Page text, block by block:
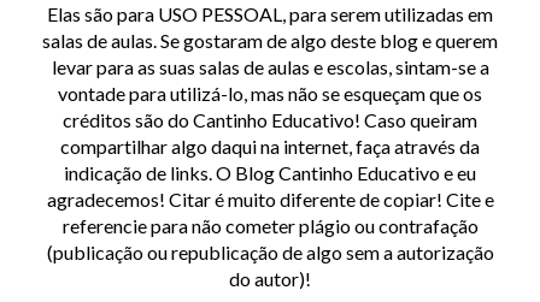
Elas são para USO PESSOAL, para serem utilizadas em
salas de aulas. Se gostaram de algo deste blog e querem
levar para as suas salas de aulas e escolas, sintam-se a
vontade para utilizá-lo, mas não se esqueçam que os
créditos são do Cantinho Educativo! Caso queiram
compartilhar algo daqui na internet, faça através da
indicação de links. O Blog Cantinho Educativo e eu
agradecemos! Citar é muito diferente de copiar! Cite e
referencie para não cometer plágio ou contrafação
(publicação ou republicação de algo sem a autorização
do autor)!